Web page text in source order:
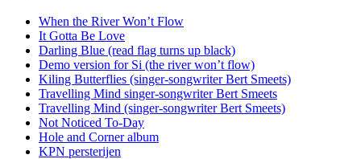
When the River Won’t Flow
It Gotta Be Love
Darling Blue (read flag turns up black)
Demo version for Si (the river won’t flow)
Kiling Butterflies (singer-songwriter Bert Smeets)
Travelling Mind singer-songwriter Bert Smeets
Travelling Mind (singer-songwriter Bert Smeets)
Not Noticed To-Day
Hole and Corner album
KPN persterijen